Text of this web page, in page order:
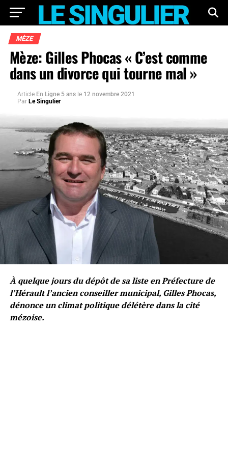
MÈZE
Mèze: Gilles Phocas « C’est comme
dans un divorce qui tourne mal »
Article En Ligne 5 ans le 12 novembre 2021
Par Le Singulier
À quelque jours du dépôt de sa liste en Préfecture de
l’Hérault l’ancien conseiller municipal, Gilles Phocas,
dénonce un climat politique délétère dans la cité
mézoise.